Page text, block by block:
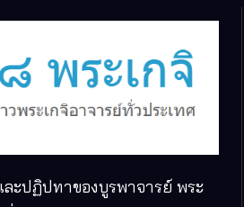
ละปฏิปทาของบูรพาจารย์ พระ